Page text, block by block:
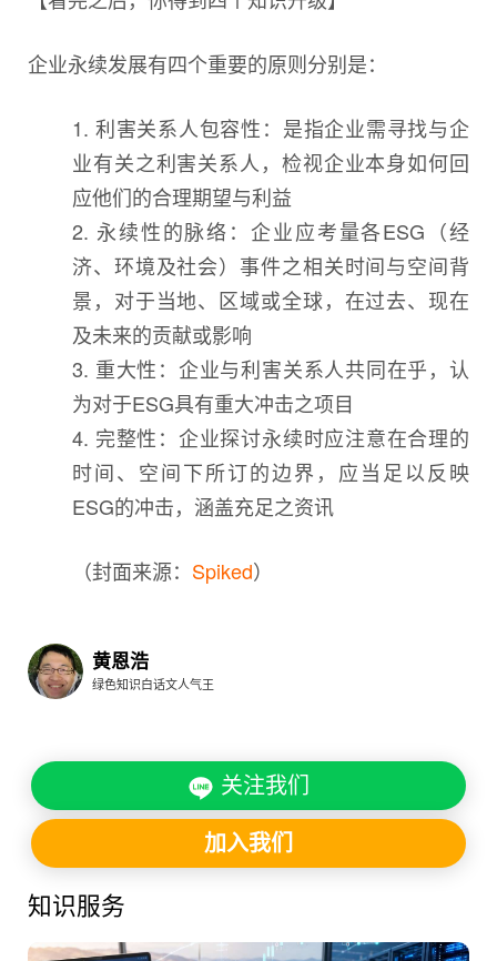
企业永续发展有四个重要的原则分别是：
1. 利害关系人包容性：是指企业需寻找与企
业有关之利害关系人，检视企业本身如何回
应他们的合理期望与利益
2. 永续性的脉络：企业应考量各ESG（经
济、环境及社会）事件之相关时间与空间背
景，对于当地、区域或全球，在过去、现在
及未来的贡献或影响
3. 重大性：企业与利害关系人共同在乎，认
为对于ESG具有重大冲击之项目
4. 完整性：企业探讨永续时应注意在合理的
时间、空间下所订的边界，应当足以反映
ESG的冲击，涵盖充足之资讯
（封面来源： Spiked）
黄恩浩
绿色知识白话文人气王
关注我们
加入我们
知识服务